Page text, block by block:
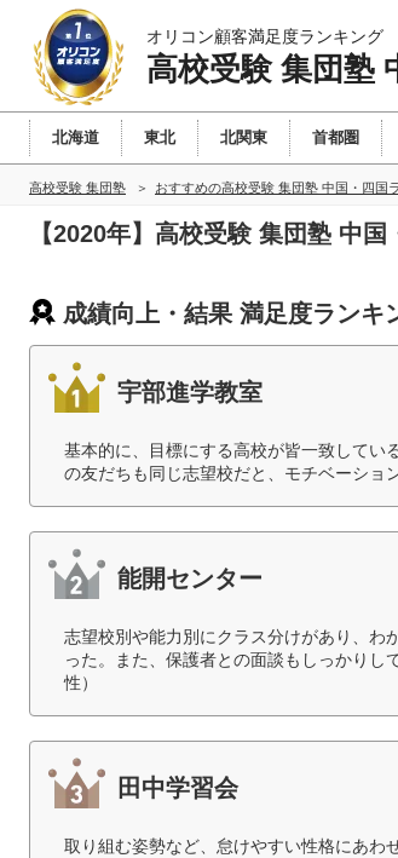
オリコン顧客満足度ランキング
高校受験 集団塾
北海道 東北 北関東 首都圏
高校受験 集団塾 おすすめの高校受験 集団塾 中国・四国
【2020年】高校受験 集団塾 中
成績向上・結果 満足度ランキ
宇部進学教室
基本的に、目標にする高校が皆一致してい
の友だちも同じ志望校だと、モチベーショ
能開センター
志望校別や能力別にクラス分けがあり、わ
った。また、保護者との面談もしっかりし
性）
田中学習会
取り組む姿勢など、怠けやすい性格にあわ